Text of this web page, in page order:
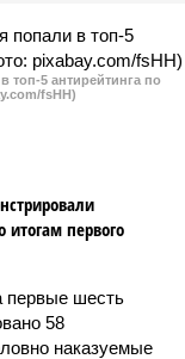
топ-5 антирейтинга по
fsHH)
итогам первого
первые шесть
58
наказуемые